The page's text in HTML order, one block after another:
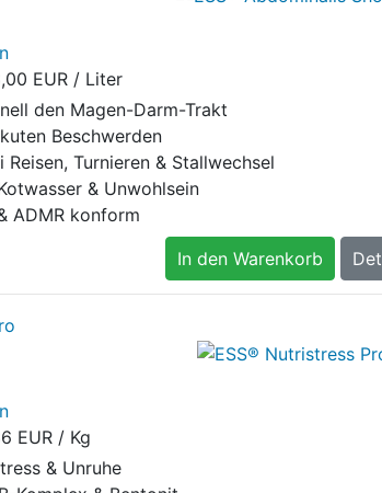
EUR / Liter
den Magen-Darm-Trakt
Beschwerden
Turnieren & Stallwechsel
& Unwohlsein
ADMR konform
In den Warenkorb
EUR / Kg
& Unruhe